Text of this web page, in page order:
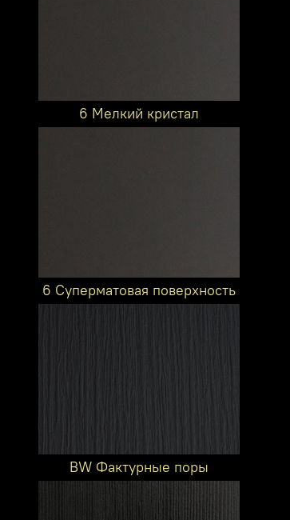
6 Мелкий кристал
6 Суперматовая поверхность
BW Фактурные поры